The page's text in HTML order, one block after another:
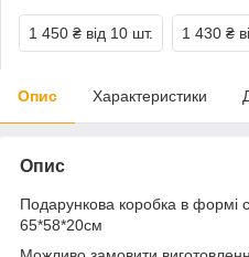
1 450 ₴ від 10 шт. 1 430 ₴
Опис Характеристики
Опис
Подарункова коробка в формі
65*58*20см